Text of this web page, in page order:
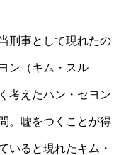
刑事として現れたの
ン（キム・スル
考えたハン・セヨン
。嘘をつくことが得
いると現れたキム・